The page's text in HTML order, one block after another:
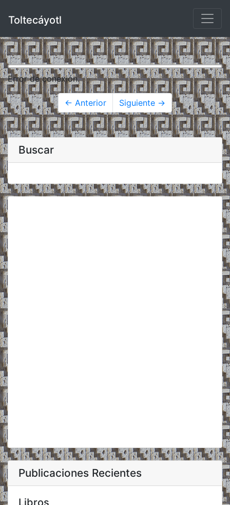
Toltecáyotl
Error de conexión.
← Anterior Siguiente →
Buscar
Publicaciones Recientes
Libros